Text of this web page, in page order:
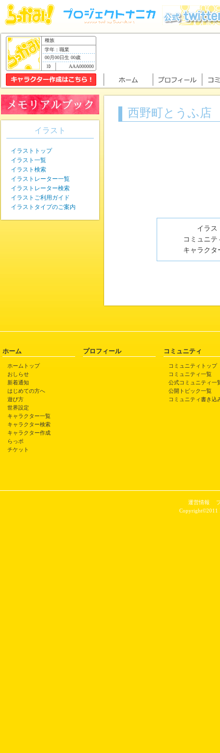
種族
学年：職業
00月00日生 00歳
AAA000000
西野町とうふ店
イラス
コミュニテ
キャラクタ
イラスト
イラストトップ
イラスト一覧
イラスト検索
イラストレーター一覧
イラストレーター検索
イラストご利用ガイド
イラストタイプのご案内
ホーム
ホームトップ
おしらせ
新着通知
はじめての方へ
遊び方
世界設定
キャラクター一覧
キャラクター検索
キャラクター作成
らっポ
チケット
プロフィール コミュニティ
コミュニティトップ
コミュニティ一覧
公式コミュニティ一
公開トピック一覧
コミュニティ書き込
運営情報
Copyright©2011